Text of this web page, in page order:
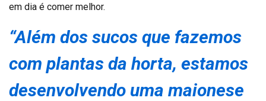
em dia é comer melhor.
“Além dos sucos que fazemos
com plantas da horta, estamos
desenvolvendo uma maionese